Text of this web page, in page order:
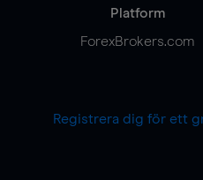
Platform
ForexBrokers.com
Registrera dig för ett